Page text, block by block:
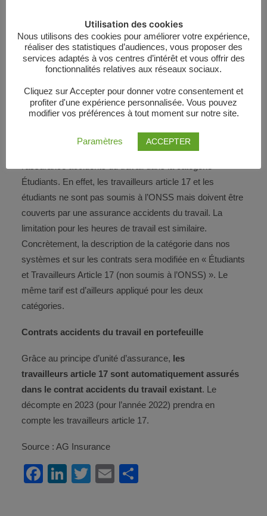
un salaire minimal doit être respecté ;
une assurance contre les accidents du travail est
obligatoire.
travailleurs article 17 doivent donc
immédiatementsouscrire une assurance contre les
Chez AG, les travailleurs article 17 sont intégrés à
Étudiants. En effet, les travailleurs article 17 et les
étudiants ne sont pas soumis à l’ONSS mais doivent être
couverts par une assurance accidents du travail. La
limitation pour les heures de travail est similaire.
Concrètement, la description de la catégorie dans nos
systèmes et sur les contrats sera modifiée en « Étudiants
et Travailleurs Article 17 (non soumis à l’ONSS) ». Le
même tarif est d’ailleurs appliqué pour les deux
catégories.
Contrats accidents du travail en portefeuille
Grâce au principe d’unité d’assurance, les
travailleurs article 17 sont automatiquement assurés
dans le contrat accidents du travail existant. Le
décompte en 2023 (pour l’année 2022) prendra en
compte les travailleurs article 17.
Source : AG Insurance
Facebook
LinkedIn
TwitterEmail
Utilisation des cookies
Nous utilisons des cookies pour améliorer votre expérience,
réaliser des statistiques d’audiences, vous proposer des
services adaptés à vos centres d’intérêt et vous offrir des
fonctionnalités relatives aux réseaux sociaux.
Cliquez sur Accepter pour donner votre consentement et
profiter d'une expérience personnalisée. Vous pouvez
modifier vos préférences à tout moment sur notre site.
Paramètres ACCEPTER